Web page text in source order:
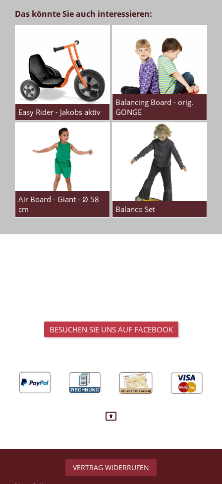
Das könnte Sie auch interessieren:
Easy Rider - Jakobs aktiv
Balancing Board - orig.
GONGE
Air Board - Giant - Ø 58
cm
Balanco Set
BESUCHEN SIE UNS AUF FACEBOOK
VERTRAG WIDERRUFEN